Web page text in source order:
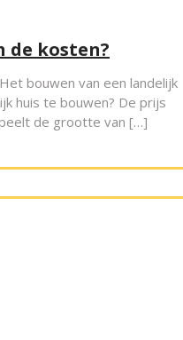
de kosten?
bouwen van een landelijk
huis te bouwen? De prijs
de grootte van […]